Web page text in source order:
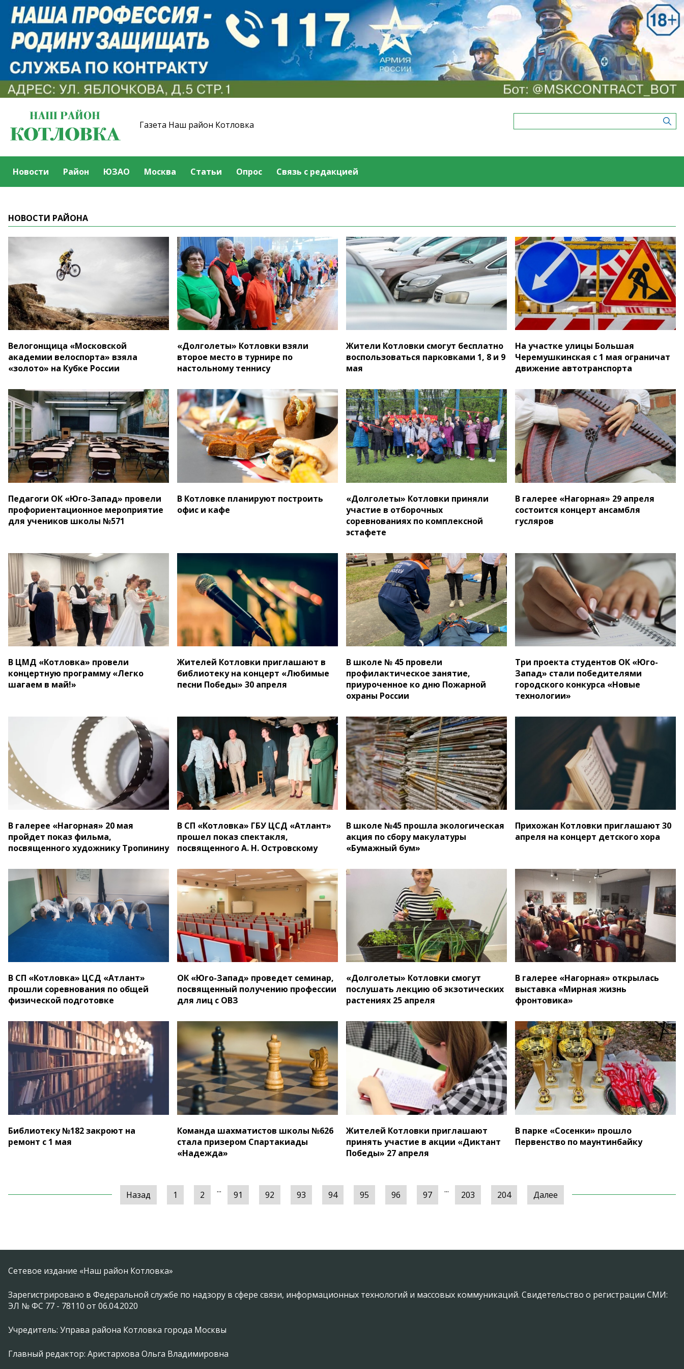
Газета Наш район Котловка
Новости Район ЮЗАО Москва Статьи Опрос Связь с редакцией
НОВОСТИ РАЙОНА
Велогонщица «Московской
академии велоспорта» взяла
«золото» на Кубке России
«Долголеты» Котловки взяли
второе место в турнире по
настольному теннису
Жители Котловки смогут бесплатно
воспользоваться парковками 1, 8 и 9
мая
На участке улицы Большая
Черемушкинская с 1 мая ограничат
движение автотранспорта
Педагоги ОК «Юго-Запад» провели
профориентационное мероприятие
для учеников школы №571
В Котловке планируют построить
офис и кафе
«Долголеты» Котловки приняли
участие в отборочных
соревнованиях по комплексной
эстафете
В галерее «Нагорная» 29 апреля
состоится концерт ансамбля
гусляров
В ЦМД «Котловка» провели
концертную программу «Легко
шагаем в май!»
Жителей Котловки приглашают в
библиотеку на концерт «Любимые
песни Победы» 30 апреля
В школе № 45 провели
профилактическое занятие,
приуроченное ко дню Пожарной
охраны России
Три проекта студентов ОК «Юго-
Запад» стали победителями
городского конкурса «Новые
технологии»
В галерее «Нагорная» 20 мая
пройдет показ фильма,
посвященного художнику Тропинину
В СП «Котловка» ГБУ ЦСД «Атлант»
прошел показ спектакля,
посвященного А. Н. Островскому
В школе №45 прошла экологическая
акция по сбору макулатуры
«Бумажный бум»
Прихожан Котловки приглашают 30
апреля на концерт детского хора
В СП «Котловка» ЦСД «Атлант»
прошли соревнования по общей
физической подготовке
ОК «Юго-Запад» проведет семинар,
посвященный получению профессии
для лиц с ОВЗ
«Долголеты» Котловки смогут
послушать лекцию об экзотических
растениях 25 апреля
В галерее «Нагорная» открылась
выставка «Мирная жизнь
фронтовика»
Библиотеку №182 закроют на
ремонт с 1 мая
Команда шахматистов школы №626
стала призером Спартакиады
«Надежда»
Жителей Котловки приглашают
принять участие в акции «Диктант
Победы» 27 апреля
В парке «Сосенки» прошло
Первенство по маунтинбайку
Назад 1 2 ... 91 92 93 94 95 96 97 ... 203 204 Далее
Сетевое издание «Наш район Котловка»
Зарегистрировано в Федеральной службе по надзору в сфере связи, информационных технологий и массовых коммуникаций. Свидетельство о регистрации СМИ:
ЭЛ № ФС 77 - 78110 от 06.04.2020
Учредитель: Управа района Котловка города Москвы
Главный редактор: Аристархова Ольга Владимировна